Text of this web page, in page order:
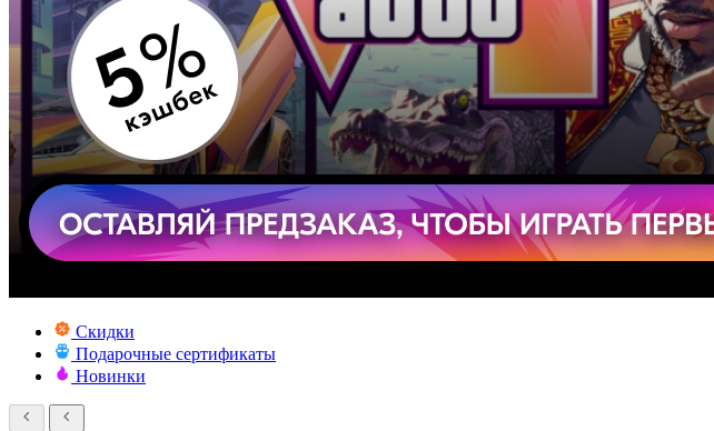
Скидки
Подарочные сертификаты
Новинки